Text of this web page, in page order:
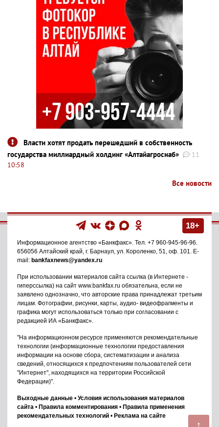
Власти хотят продать перешедший в собственность
государства миллиардный холдинг «Алтайагроснаб»
11
10:58
Все новости
18+
Информационное агентство «Банкфакс». Тел. +7 960-945-96-96.
656056 Алтайский край, г. Барнаул, ул. Короленко, 51, оф. 101. E-
mail: bankfaxnews@yandex.ru
При использовании материалов сайта ссылка (в Интернете -
гиперссылка) на сайт www.bankfax.ru обязательна, если не
заявлено однозначно, что авторские права принадлежат третьим
лицам. Фотографии, рисунки, карты, аудио- видеофрагменты и
графика могут использоваться только при согласовании с
редакцией ИА «Банкфакс».
"На информационном ресурсе применяются рекомендательные
технологии (информационные технологии предоставления
информации на основе сбора, систематизации и анализа
сведений, относящихся к предпочтениям пользователей сети
"Интернет", находящихся на территории Российской
Федерации)".
Выходные данные • Условия использования материалов
сайта • Правила комментирования • Правила применения
рекомендательных технологий • Реклама на сайте